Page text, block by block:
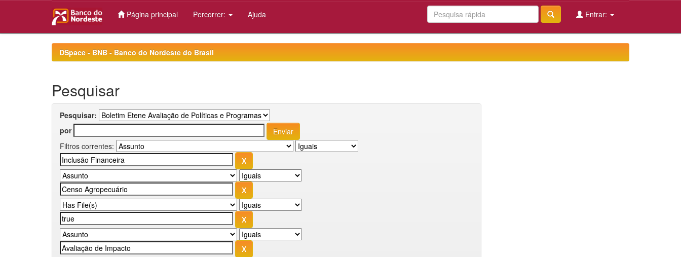
Página principal Percorrer: Ajuda Entrar:
DSpace - BNB - Banco do Nordeste do Brasil
Pesquisar
Pesquisar:
por
Filtros correntes: